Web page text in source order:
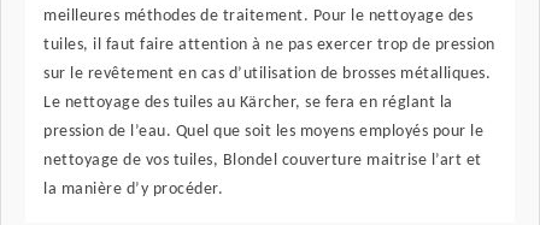
meilleures méthodes de traitement. Pour le nettoyage des
tuiles, il faut faire attention à ne pas exercer trop de pression
sur le revêtement en cas d’utilisation de brosses métalliques.
Le nettoyage des tuiles au Kärcher, se fera en réglant la
pression de l’eau. Quel que soit les moyens employés pour le
nettoyage de vos tuiles, Blondel couverture maitrise l’art et
la manière d’y procéder.